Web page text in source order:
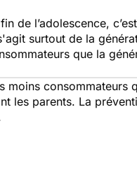
de l’adolescence,
surtout de la
que la
moins consommateurs
les parents. La